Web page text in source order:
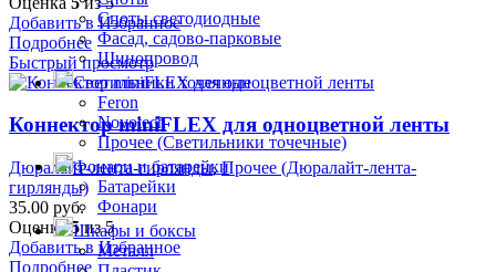
Споты светодиодные
Фасад, садово-парковые
Шинопровод
Светильники точечные
Feron
Novotech
Прочее (Светильники точечные)
Фонари и батарейки
Батарейки
Фонари
Шкафы и боксы
Металл
Добавить в Избранное
Подробнее
Быстрый просмотр
Коннектор miniFLEX для одноцветной ленты
Дюралайт-лента-гирлянды,Прочее (Дюралайт-лента-
гирлянды)
35.00 руб.
Оценка5из 5
Добавить в Избранное
Подробнее